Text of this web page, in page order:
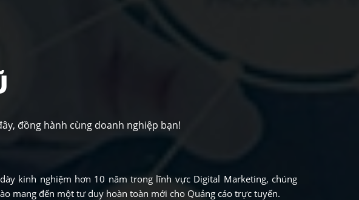
đồng hành cùng doanh nghiệp bạn!
kinh nghiệm hơn 10 năm trong lĩnh vực Digital Marketing, chúng
mang đến một tư duy hoàn toàn mới cho Quảng cáo trực tuyến.